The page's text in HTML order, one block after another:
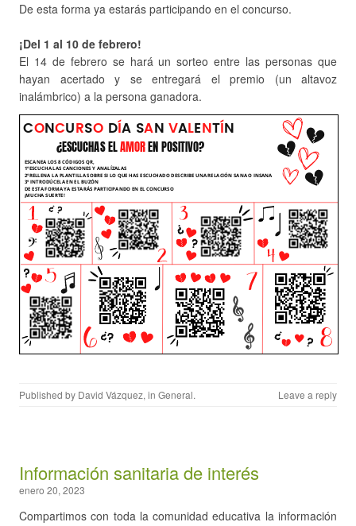
De esta forma ya estarás participando en el concurso.
¡Del 1 al 10 de febrero!
El 14 de febrero se hará un sorteo entre las personas que
hayan acertado y se entregará el premio (un altavoz
inalámbrico) a la persona ganadora.
Published by David Vázquez, in General. Leave a reply
Información sanitaria de interés
enero 20, 2023
Compartimos con toda la comunidad educativa la información